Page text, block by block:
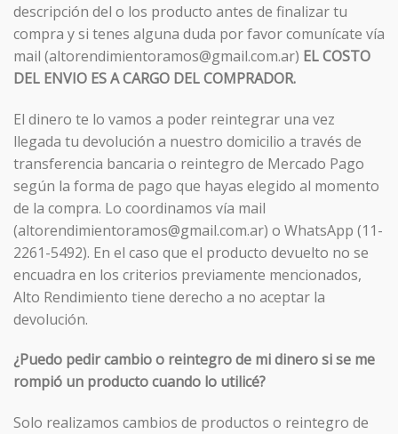
descripción del o los producto antes de finalizar tu
compra y si tenes alguna duda por favor comunícate vía
mail (altorendimientoramos@gmail.com.ar) EL COSTO
DEL ENVIO ES A CARGO DEL COMPRADOR.
El dinero te lo vamos a poder reintegrar una vez
llegada tu devolución a nuestro domicilio a través de
transferencia bancaria o reintegro de Mercado Pago
según la forma de pago que hayas elegido al momento
de la compra. Lo coordinamos vía mail
(altorendimientoramos@gmail.com.ar) o WhatsApp (11-
2261-5492). En el caso que el producto devuelto no se
encuadra en los criterios previamente mencionados,
Alto Rendimiento tiene derecho a no aceptar la
devolución.
¿Puedo pedir cambio o reintegro de mi dinero si se me
rompió un producto cuando lo utilicé?
Solo realizamos cambios de productos o reintegro de